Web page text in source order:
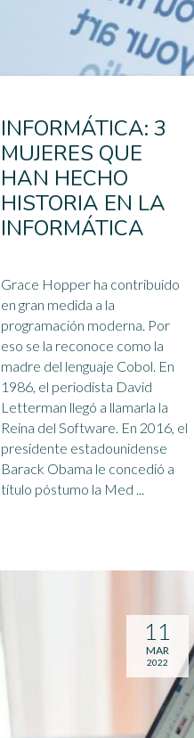
INFORMÁTICA: 3
MUJERES QUE
HAN HECHO
HISTORIA EN LA
INFORMÁTICA
Grace Hopper ha contribuido
en gran medida a la
programación moderna. Por
eso se la reconoce como la
madre del lenguaje Cobol. En
1986, el periodista David
Letterman llegó a llamarla la
Reina del Software. En 2016, el
presidente estadounidense
Barack Obama le concedió a
título póstumo la Med ...
11
MAR
2022